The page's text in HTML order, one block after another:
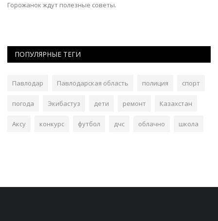
Горожанок ждут полезные советы.
ПОПУЛЯРНЫЕ ТЕГИ
Павлодар Павлодарская область полиция спорт
погода Экибастуз дети ремонт Казахстан
Аксу конкурс футбол дчс облачно школа